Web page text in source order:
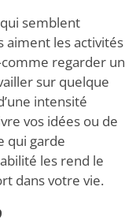
semblent
aiment les activités
regarder un
sur quelque
intensité
vos idées ou de
qui garde
les rend le
dans votre vie.